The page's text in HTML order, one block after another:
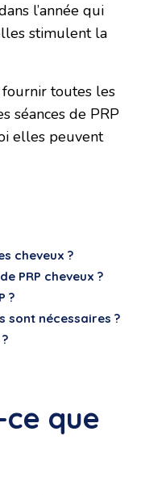
l’année qui
stimulent la
fournir toutes les
séances de PRP
elles peuvent
cheveux ?
PRP cheveux ?
?
sont nécessaires ?
ce que